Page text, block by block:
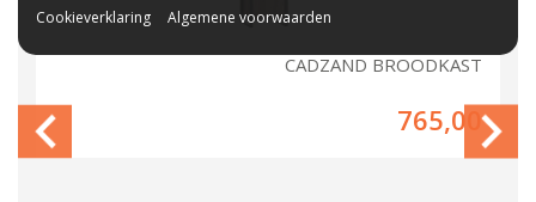
CADZAND BROODKAST
765,00
Cookieverklaring Algemene voorwaarden